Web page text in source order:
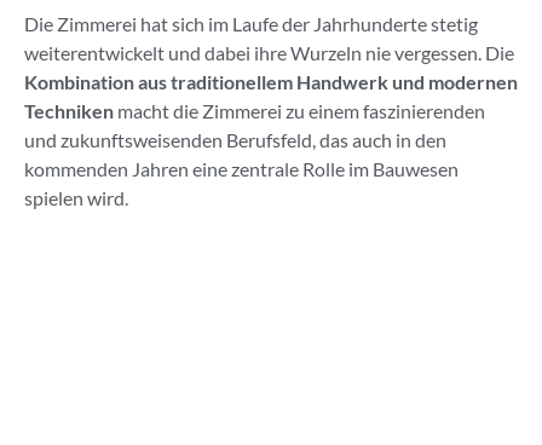
Die Zimmerei hat sich im Laufe der Jahrhunderte stetig
weiterentwickelt und dabei ihre Wurzeln nie vergessen. Die
Kombination aus traditionellem Handwerk und modernen
Techniken macht die Zimmerei zu einem faszinierenden
und zukunftsweisenden Berufsfeld, das auch in den
kommenden Jahren eine zentrale Rolle im Bauwesen
spielen wird.